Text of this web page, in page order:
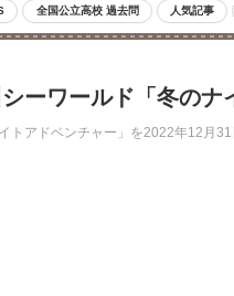
全国公立高校 過去問 人気記事
シーワールド「冬の
トアドベンチャー」を2022年12月